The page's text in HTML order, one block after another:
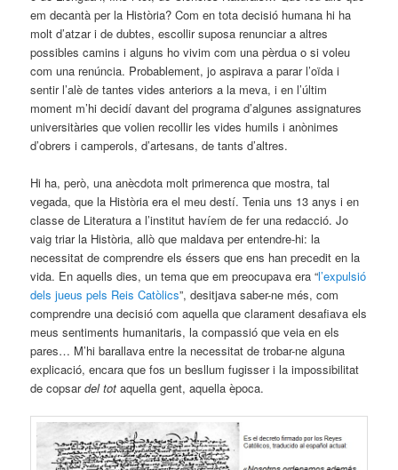
em decantà per la Història? Com en tota decisió humana hi ha
molt d’atzar i de dubtes, escollir suposa renunciar a altres
possibles camins i alguns ho vivim com una pèrdua o si voleu
com una renúncia. Probablement, jo aspirava a parar l’oïda i
sentir l’alè de tantes vides anteriors a la meva, i en l’últim
moment m’hi decidí davant del programa d’algunes assignatures
universitàries que volien recollir les vides humils i anònimes
d’obrers i camperols, d’artesans, de tants d’altres.
Hi ha, però, una anècdota molt primerenca que mostra, tal
vegada, que la Història era el meu destí. Tenia uns 13 anys i en
classe de Literatura a l’institut havíem de fer una redacció. Jo
vaig triar la Història, allò que maldava per entendre-hi: la
necessitat de comprendre els éssers que ens han precedit en la
vida. En aquells dies, un tema que em preocupava era “l’expulsió
dels jueus pels Reis Catòlics”, desitjava saber-ne més, com
comprendre una decisió com aquella que clarament desafiava els
meus sentiments humanitaris, la compassió que veia en els
pares… M’hi barallava entre la necessitat de trobar-ne alguna
explicació, encara que fos un besllum fugisser i la impossibilitat
de copsardel tot aquella gent, aquella època.